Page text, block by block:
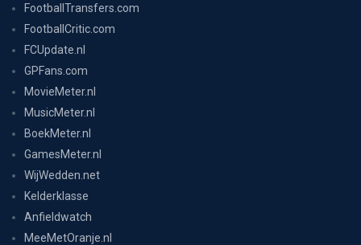
FootballTransfers.com
FootballCritic.com
FCUpdate.nl
GPFans.com
MovieMeter.nl
MusicMeter.nl
BoekMeter.nl
GamesMeter.nl
WijWedden.net
Kelderklasse
Anfieldwatch
MeeMetOranje.nl